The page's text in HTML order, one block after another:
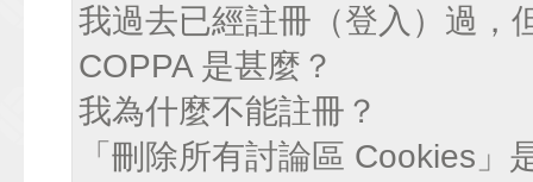
我過去已經註冊（登入）過，
COPPA 是甚麼？
我為什麼不能註冊？
「刪除所有討論區 Cookies」